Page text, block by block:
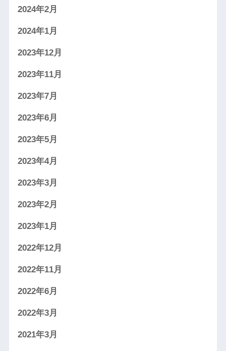
2024年2月
2024年1月
2023年12月
2023年11月
2023年7月
2023年6月
2023年5月
2023年4月
2023年3月
2023年2月
2023年1月
2022年12月
2022年11月
2022年6月
2022年3月
2021年3月